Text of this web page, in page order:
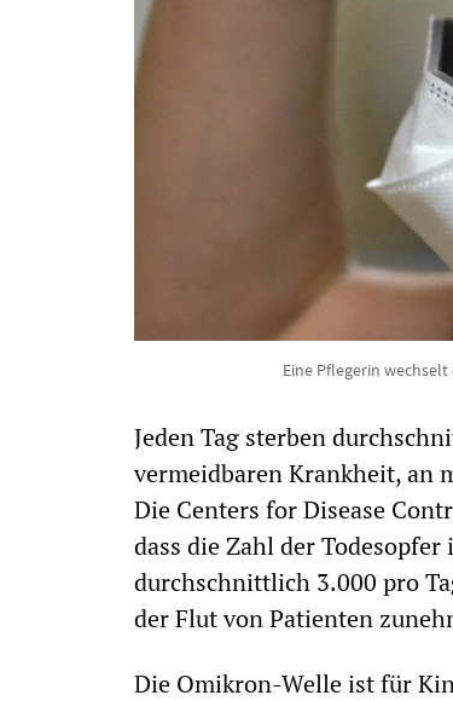
Eine Pflegerin
Jeden Tag sterben
vermeidbaren Krankheit, an
Die Centers for Disease
dass die Zahl der
durchschnittlich 3.000 pro
der Flut von Patienten
Die Omikron-Welle ist für